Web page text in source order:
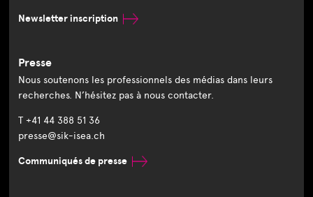
Newsletter inscription
Presse
Nous soutenons les professionnels des médias dans leurs
recherches. N’hésitez pas à nous contacter.
T +41 44 388 51 36
presse@sik-isea.ch
Communiqués de presse